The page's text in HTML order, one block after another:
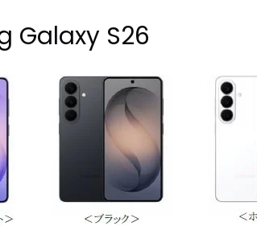
Galaxy S26